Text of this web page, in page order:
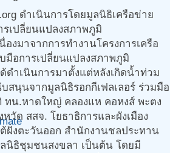
ดำเนินการโดยมูลนิธิเครือข่าย
รเปลี่ยนแปลงสภาพภูมิ
องมาจากการทำงานโครงการเครือ
บมือการเปลี่ยนแปลงสภาพภูมิ
ดำเนินการมาตั้งแต่หลังเกิดน้ำท่วม
สนุนจากมูลนิธิรอกกีเฟลเลอร์ ร่วมมือ
ทน.หาดใหญ่ คลองแห คอหงส์ พะตง
วัด สสจ. โยธาธิการและผังเมือง
ฝั่งตะวันออก สำนักงานชลประทาน
นิธิชุมชนสงขลา เป็นต้น โดยมี